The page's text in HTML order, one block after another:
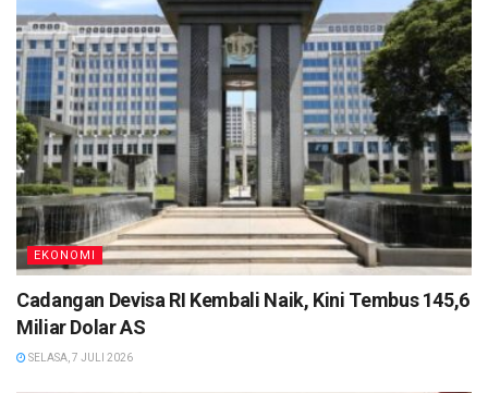
EKONOMI
Cadangan Devisa RI Kembali Naik, Kini Tembus 145,6
Miliar Dolar AS
SELASA, 7 JULI 2026